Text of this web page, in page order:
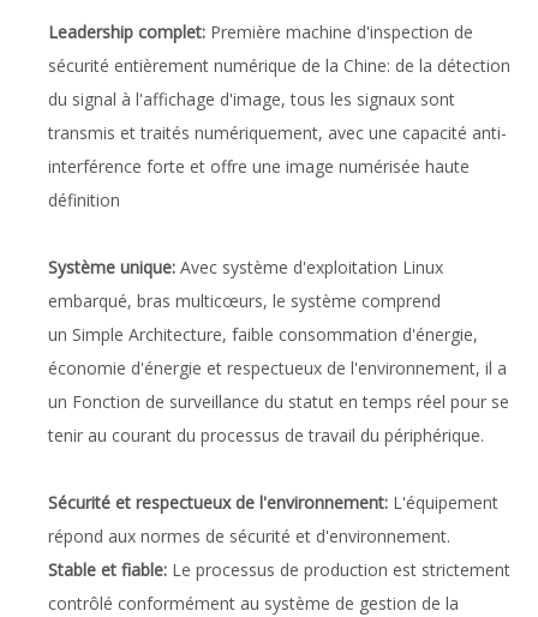
Leadership complet: Première machine d'inspection de
sécurité entièrement numérique de la Chine: de la détection
du signal à l'affichage d'image, tous les signaux sont
transmis et traités numériquement, avec une capacité anti-
interférence forte et offre une image numérisée haute
définition
Système unique: Avec système d'exploitation Linux
embarqué, bras multicœurs, le système comprend
un Simple Architecture, faible consommation d'énergie,
économie d'énergie et respectueux de l'environnement, il a
un Fonction de surveillance du statut en temps réel pour se
tenir au courant du processus de travail du périphérique.
Sécurité et respectueux de l'environnement: L'équipement
répond aux normes de sécurité et d'environnement.
Stable et fiable: Le processus de production est strictement
contrôlé conformément au système de gestion de la